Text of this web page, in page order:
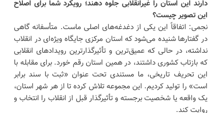
دارند این استان را غیرانقلابی جلوه دهند؛ رویکرد شما برای اصلاح
این تصویر چیست؟
نجمی: اتفاقاً این یکی از دغدغه‌های اصلی ماست. متأسفانه گاهی
در گفتارها شنیده می‌شود که استان مرکزی جایگاه ویژه‌ای در انقلاب
نداشته، در حالی که عمیق‌ترین و تأثیرگذارترین رویدادهای انقلابی
که بازتاب کشوری داشتند، در همین استان رقم خورد. برای مقابله با
این تحریف تاریخی، ما مستندی تحت عنوان «ثبت با سند برابر
است» را تولید کردیم. این مجموعه تلاش کرده تا از هر شهر استان،
یک واقعه یا شخصیت برجسته و تأثیرگذار قبل از انقلاب را انتخاب و
روایت کند.